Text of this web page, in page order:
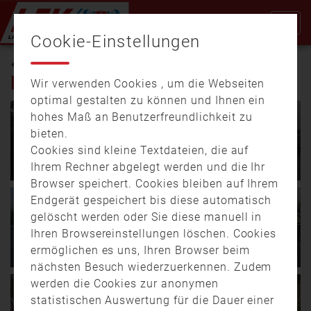
TECHNISCHE
HILFELEISTUNG
24.06. 16:46
Bad Abbach: Drei Unfälle an
Schleuse
Es war ein ereignisreiches
Wochenende für über 100
Feuerwehr-Einsatzkräfte
auf …
Schiffsunfall in der
Schleuse Kleinostheim
In der Schleuse
Kleinostheim im
Landkreis Aschaffenburg
hat sich am …
02.05. 17:48
01:15
Auto rollt in den Main –
Aufwändige Bergung in
Aschaffenburg
Eine böse Überraschung
musste eine 23-Jährige
05.04. 17:16
01:06
Frontalzusammenstoß auch
Autobahnzubringer – 20-
Jähriger in Pkw
eingeklemmt
Durch eine Überholaktion
auf einem
Aufwendige Rettungsaktion
auf der A73 bei Eggolsheim:
Cookie-Einstellungen
Wir verwenden Cookies , um die Webseiten
optimal gestalten zu können und Ihnen ein
hohes Maß an Benutzerfreundlichkeit zu
bieten.
Cookies sind kleine Textdateien, die auf
Ihrem Rechner abgelegt werden und die Ihr
Browser speichert. Cookies bleiben auf Ihrem
Endgerät gespeichert bis diese automatisch
gelöscht werden oder Sie diese manuell in
Ihren Browsereinstellungen löschen. Cookies
ermöglichen es uns, Ihren Browser beim
nächsten Besuch wiederzuerkennen. Zudem
werden die Cookies zur anonymen
statistischen Auswertung für die Dauer einer